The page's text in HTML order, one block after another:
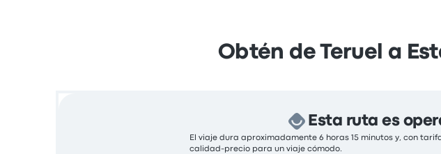
Obtén de Teruel a
Esta ruta es
El viaje dura aproximadamente 6 horas 15 minutos y, con
calidad-precio para un viaje cómodo.